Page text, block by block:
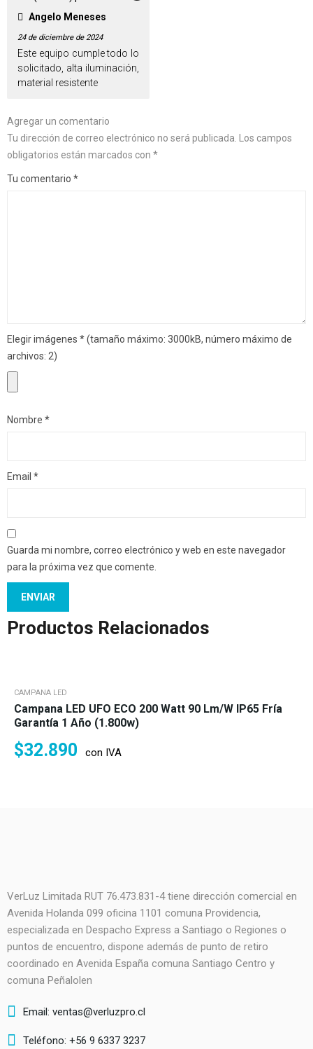
Angelo Meneses
24 de diciembre de 2024
Este equipo cumple todo lo
solicitado, alta iluminación,
material resistente
Agregar un comentario
Tu dirección de correo electrónico no será publicada.
Los campos
obligatorios están marcados con *
Tu comentario *
Elegir imágenes *(tamaño máximo: 3000kB, número máximo de
archivos: 2)
Nombre *
Email *
Guarda mi nombre, correo electrónico y web en este navegador
para la próxima vez que comente.
Productos Relacionados
CAMPANA LED
Campana LED UFO ECO 200 Watt 90 Lm/w IP65 Fría
Garantía 1 Año (1.800w)
$32.890 con IVA
VerLuz Limitada RUT 76.473.831-4 tiene dirección comercial en
Avenida Holanda 099 oficina 1101 comuna Providencia,
especializada en Despacho Express a Santiago o Regiones o
puntos de encuentro, dispone además de punto de retiro
coordinado en Avenida España comuna Santiago Centro y
comuna Peñalolen
Email: ventas@verluzpro.cl
Teléfono: +56 9 6337 3237